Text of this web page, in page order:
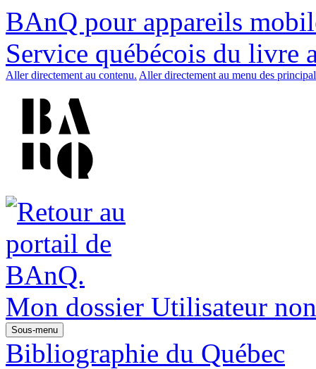
BAnQ pour appareils
Service québécois du livre
Aller directement au contenu. Aller directement au menu des
Mon dossier Utilisateur
Sous-menu
Bibliographie du Québec